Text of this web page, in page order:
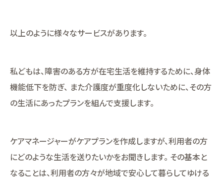
以上のように様々なサービスがあります。
私どもは、障害のある方が在宅生活を維持するために、身体
機能低下を防ぎ、 また介護度が重度化しないために、その方
の生活にあったプランを組んで支援します。
ケアマネージャーがケアプランを作成しますが、利用者の方
にどのような生活を送りたいかをお聞きします。 その基本と
なることは、利用者の方々が地域で安心して暮らしてゆける